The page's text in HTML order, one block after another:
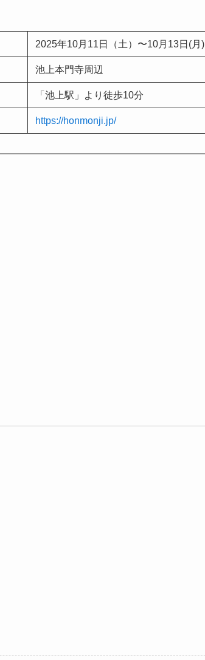
2025年10月11日（土）〜10月13日(月)
池上本門寺周辺
「池上駅」より徒歩10分
https://honmonji.jp/